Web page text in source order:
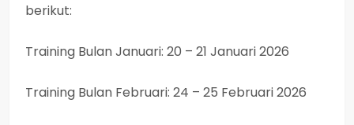
berikut:
Training Bulan Januari: 20 – 21 Januari 2026
Training Bulan Februari: 24 – 25 Februari 2026